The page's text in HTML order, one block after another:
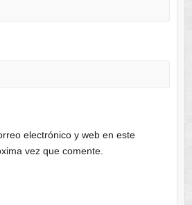
electrónico y web en este
vez que comente.